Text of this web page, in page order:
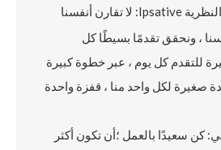
النظرية Ipsative: لا تقارن أنفسنا
، ونحقق تقدمًا بسيطًا كل
للتقدم كل يوم ، عبر خطوة كبيرة
صغيرة لكل واحد منا ، قفزة واحدة
كن سعيدًا بالعمل ؛أن تكون أكثر